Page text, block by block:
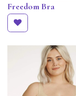
Freedom Bra